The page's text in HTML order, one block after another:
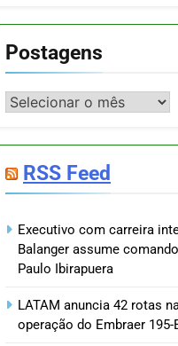
Postagens
Postagens
RSS Feed
Executivo com carreira
Balanger assume
Paulo Ibirapuera
LATAM anuncia 42 rotas
operação do Embraer 195-